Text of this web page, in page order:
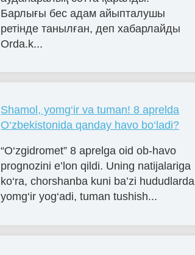
Барлығы бес адам айыпталушы
ретінде танылған, деп хабарлайды
Orda.k...
Shamol, yomg‘ir va tuman! 8 aprelda
O‘zbekistonida qanday havo bo‘ladi?
“O‘zgidromet” 8 aprelga oid ob-havo
prognozini e’lon qildi. Uning natijalariga
ko‘ra, chorshanba kuni ba’zi hududlarda
yomg‘ir yog‘adi, tuman tushish...